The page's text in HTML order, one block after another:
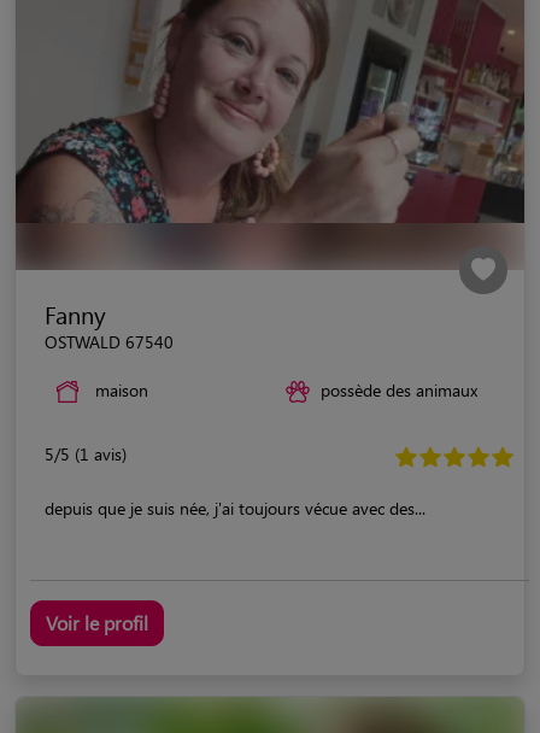
Fanny
OSTWALD 67540
maison possède des animaux
5/5 (1 avis)
depuis que je suis née, j'ai toujours vécue avec des...
Voir le profil